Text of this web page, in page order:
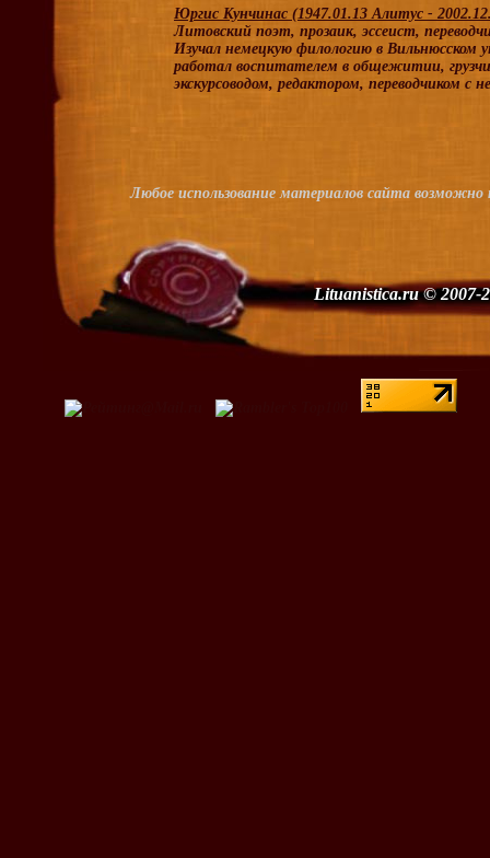
Юргис Кунчинас (1947.01.13 Алитус -
Литовский поэт, прозаик, эссеист,
Изучал немецкую филологию в Вильнюсском
работал воспитателем в общежитии,
экскурсоводом, редактором, переводчиком с
Любое использование материалов сайта
Lituanistica.ru © 2007-